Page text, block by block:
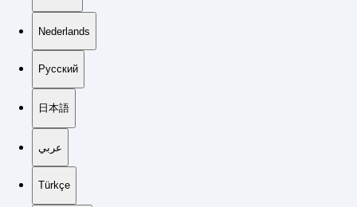
Nederlands
Русский
日本語
عربي
Türkçe